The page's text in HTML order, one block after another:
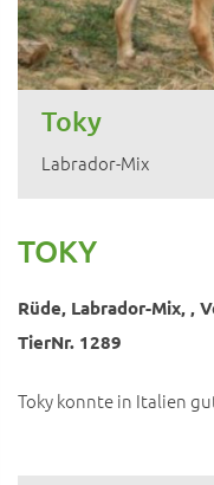
Toky
Labrador-Mix
TOKY
Rüde, Labrador-Mix, ,
TierNr. 1289
Toky konnte in Italien